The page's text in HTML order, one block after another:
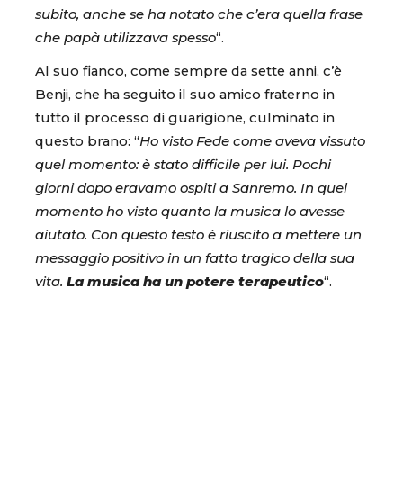
subito, anche se ha notato che c’era quella frase
che papà utilizzava spesso“.
Al suo fianco, come sempre da sette anni, c’è
Benji, che ha seguito il suo amico fraterno in
tutto il processo di guarigione, culminato in
questo brano: “Ho visto Fede come aveva vissuto
quel momento: è stato difficile per lui. Pochi
giorni dopo eravamo ospiti a Sanremo. In quel
momento ho visto quanto la musica lo avesse
aiutato. Con questo testo è riuscito a mettere un
messaggio positivo in un fatto tragico della sua
vita. La musica ha un potere terapeutico“.